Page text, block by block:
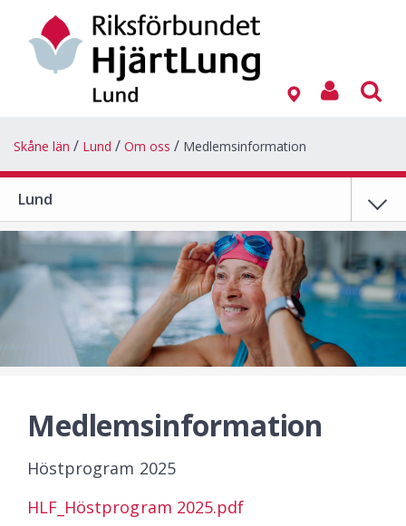
Skåne län Lund Om oss Medlemsinformation
Lund
Medlemsinformation
Höstprogram 2025
HLF_Höstprogram 2025.pdf